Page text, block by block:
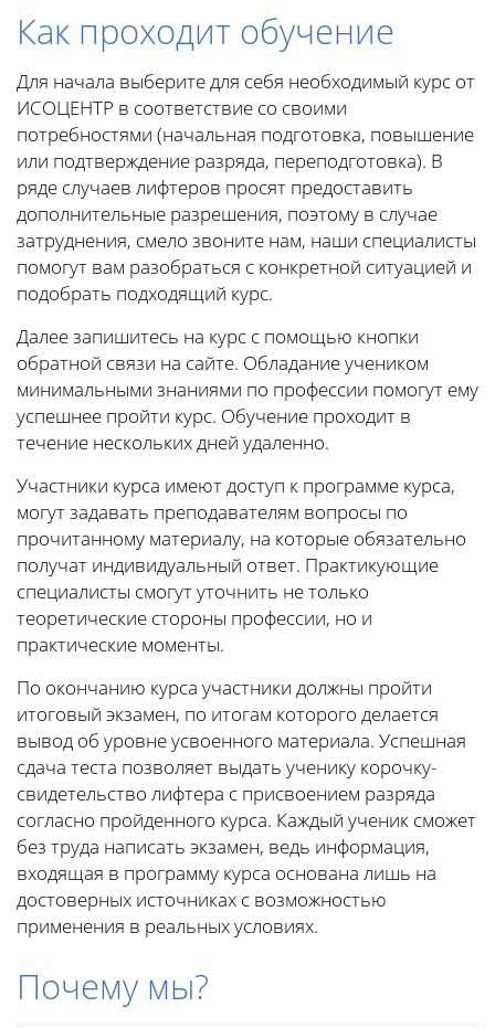
Как проходит обучение
Для начала выберите для себя необходимый курс от
ИСОЦЕНТР в соответствие со своими
потребностями (начальная подготовка, повышение
или подтверждение разряда, переподготовка). В
ряде случаев лифтеров просят предоставить
дополнительные разрешения, поэтому в случае
затруднения, смело звоните нам, наши специалисты
помогут вам разобраться с конкретной ситуацией и
подобрать подходящий курс.
Далее запишитесь на курс с помощью кнопки
обратной связи на сайте. Обладание учеником
минимальными знаниями по профессии помогут ему
успешнее пройти курс. Обучение проходит в
течение нескольких дней удаленно.
Участники курса имеют доступ к программе курса,
могут задавать преподавателям вопросы по
прочитанному материалу, на которые обязательно
получат индивидуальный ответ. Практикующие
специалисты смогут уточнить не только
теоретические стороны профессии, но и
практические моменты.
По окончанию курса участники должны пройти
итоговый экзамен, по итогам которого делается
вывод об уровне усвоенного материала. Успешная
сдача теста позволяет выдать ученику корочку-
свидетельство лифтера с присвоением разряда
согласно пройденного курса. Каждый ученик сможет
без труда написать экзамен, ведь информация,
входящая в программу курса основана лишь на
достоверных источниках с возможностью
применения в реальных условиях.
Почему мы?